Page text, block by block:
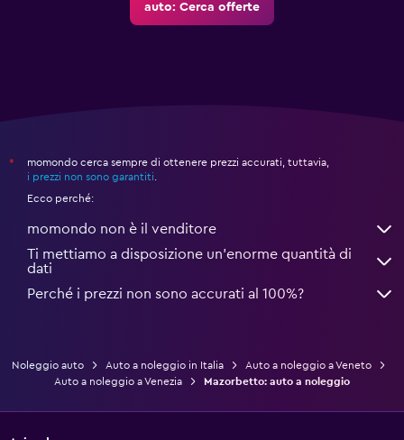
auto: Cerca offerte
*
momondo cerca sempre di ottenere prezzi accurati, tuttavia,
i prezzi non sono garantiti.
Ecco perché:
momondo non è il venditore
Ti mettiamo a disposizione un’enorme quantità di
dati
Perché i prezzi non sono accurati al 100%?
Noleggio auto Auto a noleggio in Italia
Auto a noleggio a Veneto
Auto a noleggio a Venezia
Mazorbetto: auto a noleggio